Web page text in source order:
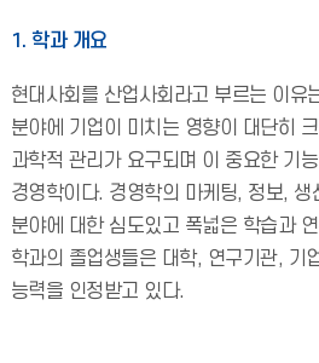
1. 학과 개요
현대사회를 산업사회라고 부르는 이유
분야에 기업이 미치는 영향이 대단히
과학적 관리가 요구되며 이 중요한 기
경영학이다. 경영학의 마케팅, 정보, 생
분야에 대한 심도있고 폭넓은 학습과
학과의 졸업생들은 대학, 연구기관, 기
능력을 인정받고 있다.